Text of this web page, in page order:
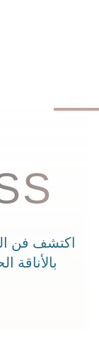
اكتشف فن
بالأناقة